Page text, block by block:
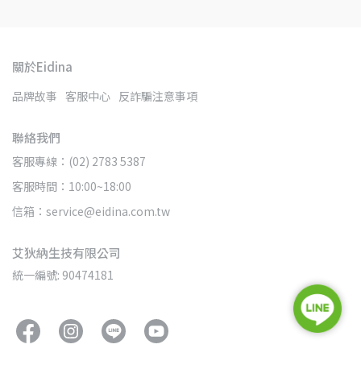
關於Eidina
品牌故事 客服中心 反詐騙注意事項
聯絡我們
客服專線：(02) 2783 5387
客服時間：10:00~18:00
信箱：service@eidina.com.tw
艾狄納生技有限公司
統一編號: 90474181